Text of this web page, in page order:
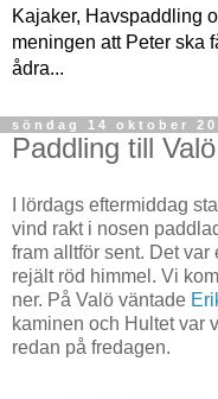
Kajaker, Havspaddling
meningen att Peter ska
ådra...
söndag 14 oktober
Paddling till Valö
I lördags eftermiddag
vind rakt i nosen
fram alltför sent. Det
rejält röd himmel. Vi
ner. På Valö väntade
kaminen och Hultet var
redan på fredagen.